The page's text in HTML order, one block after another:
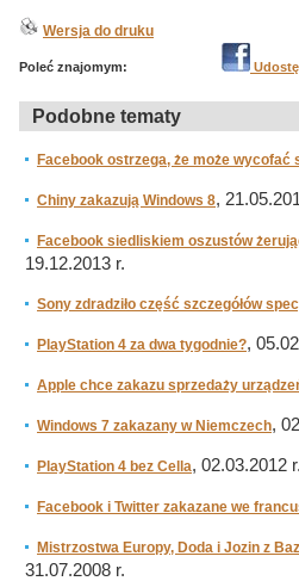
Wersja do druku
Poleć znajomym:
Podobne tematy
Facebook ostrzega, że może wycofać
Chiny zakazują Windows 8,
Facebook siedliskiem oszustów
19.12.2013 r.
Sony zdradziło część szczegółów
PlayStation 4 za dwa tygodnie?,
Apple chce zakazu sprzedaży
Windows 7 zakazany w Niemczech,
PlayStation 4 bez Cella, 02.03.2012 r.
Facebook i Twitter zakazane we
Mistrzostwa Europy, Doda i Jozin z
31.07.2008 r.